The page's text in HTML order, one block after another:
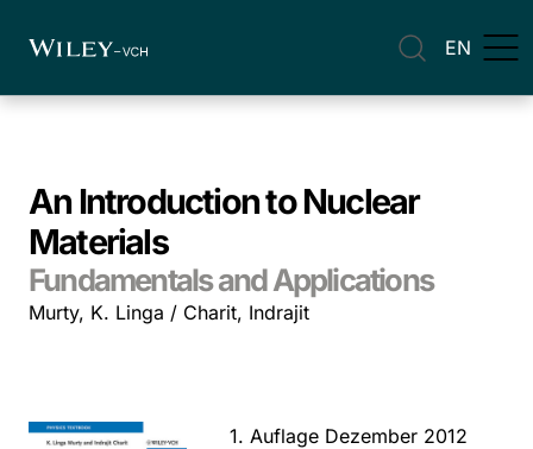
EN
An Introduction to Nuclear
Materials
Fundamentals and Applications
Murty, K. Linga / Charit, Indrajit
1. Auflage Dezember 2012